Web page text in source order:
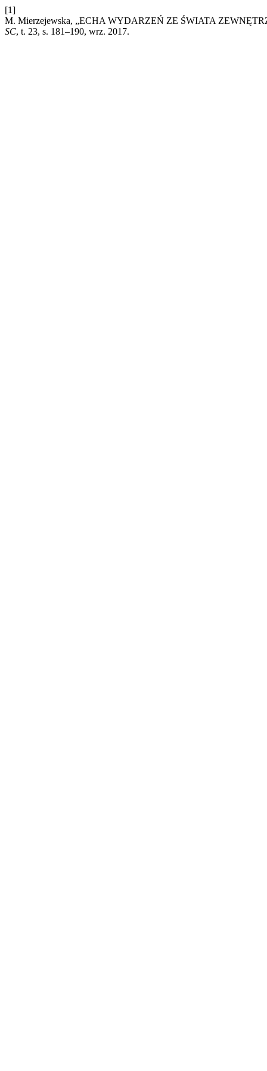
[1]
M. Mierzejewska, „ECHA WYDARZEŃ ZE ŚWIATA
SC, t. 23, s. 181–190, wrz. 2017.